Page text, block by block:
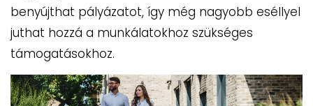
benyújthat pályázatot, így még nagyobb eséllyel
juthat hozzá a munkálatokhoz szükséges
támogatásokhoz.